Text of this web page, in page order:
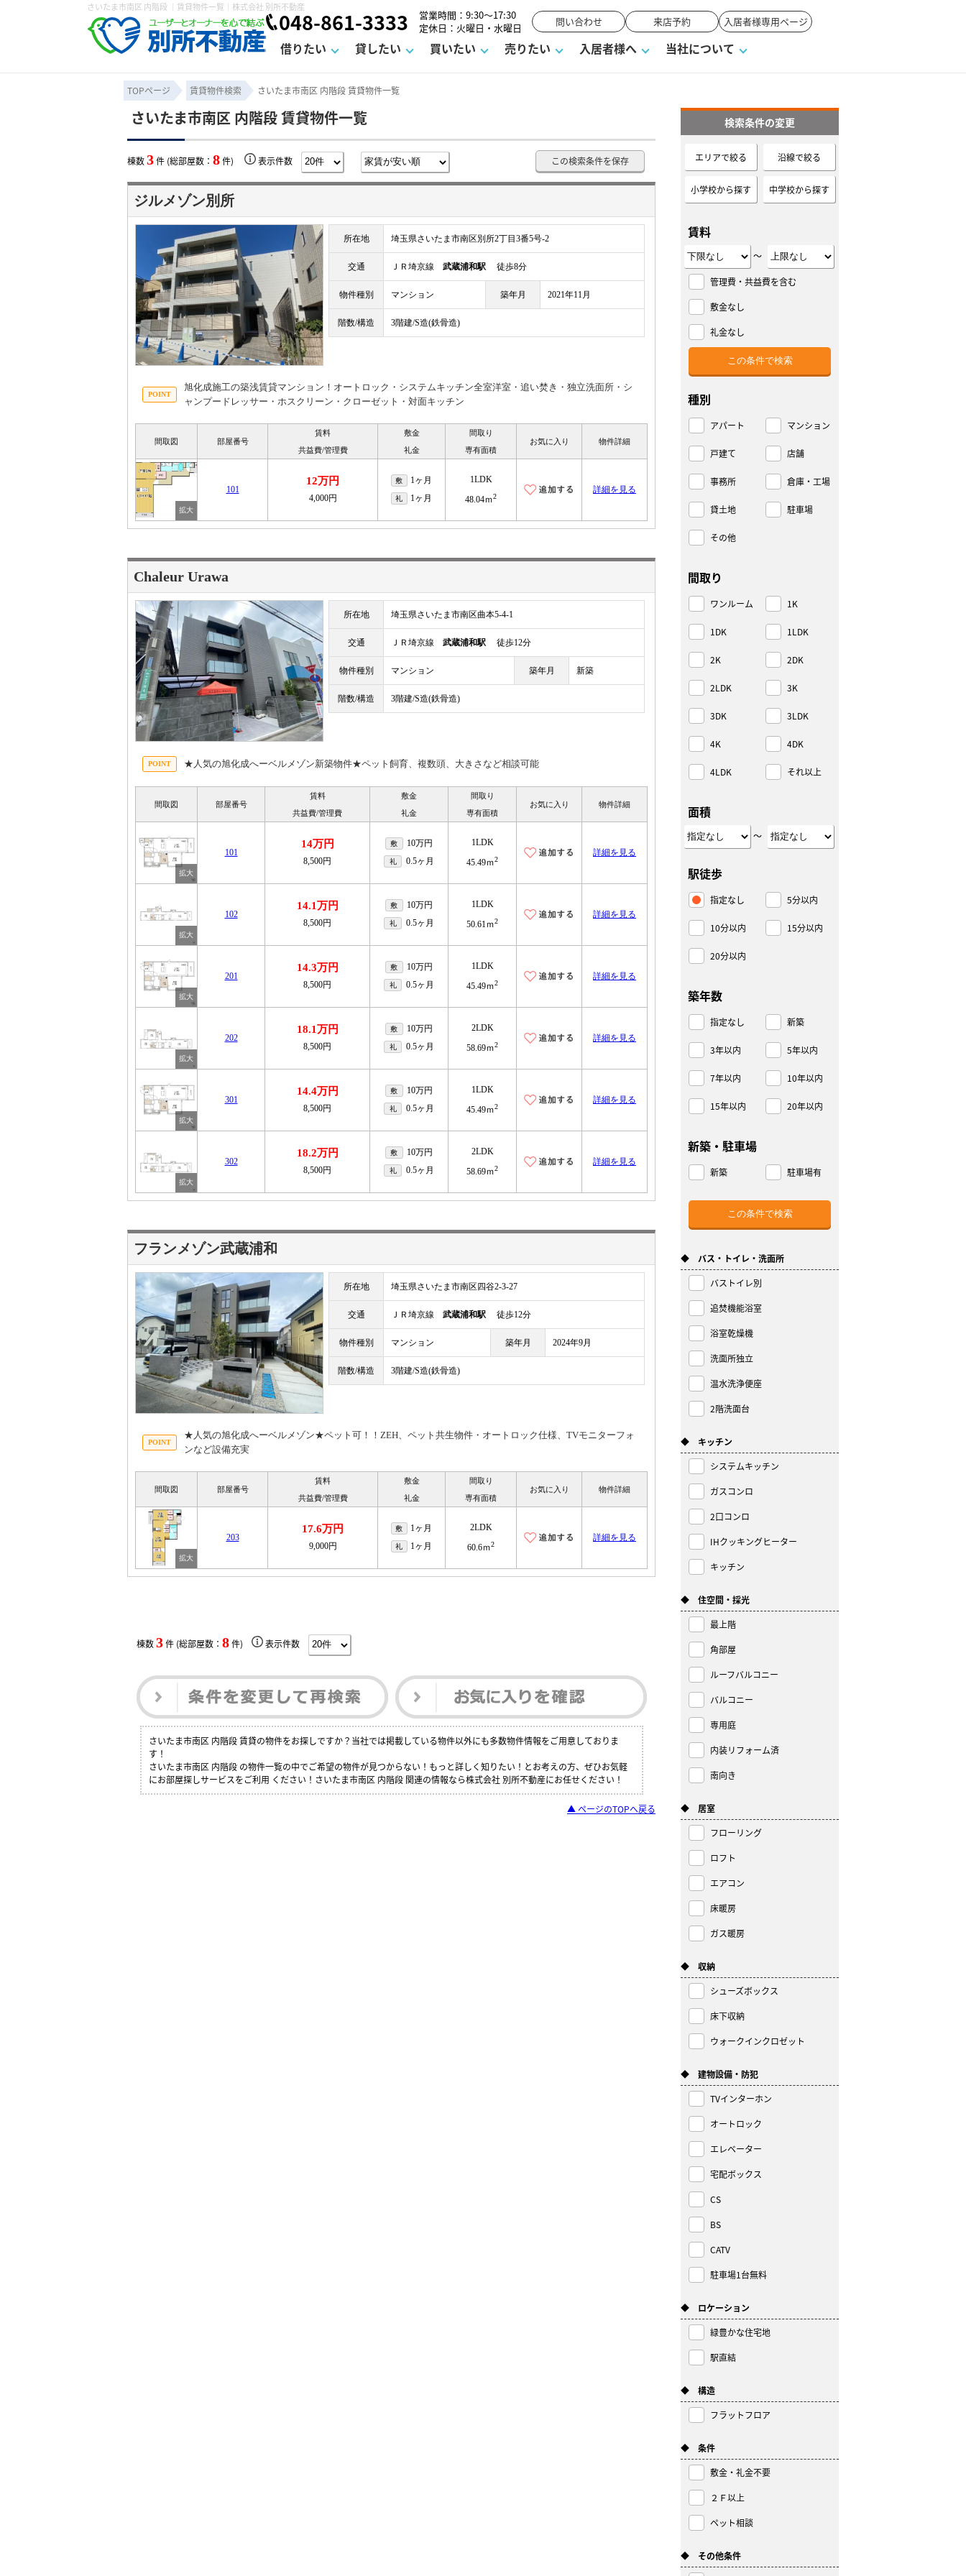
さいたま市南区 内階段 ｜賃貸物件一覧｜株式会社 別所不動産
048-861-3333
営業時間：9:30～17:30
定休日：火曜日・水曜日
問い合わせ 来店予約 入居者様専用ページ
借りたい
条件から探す 学区から探す 町名から探す 駐車場を探す お気に入り一覧 物件閲覧履歴
保存した検索条件 賃貸契約までの流れ よくある質問 不動産用語・賃貸用語集
貸したい
賃貸管理について 賃貸経営塾 賃貸Q&A 空室対策 業界ニュース
オーナー座談会 賃貸法律相談室
買いたい
売買物件一覧 購入時の諸費用 購入までの流れ よくある質問 マンションVS戸建て 賃貸vs持ち家
売りたい
不動産売却について 住み替え 借地底地 相続 仲介手数料について
媒介契約の種類 諸費用 仲介と買取の違い 必要な書類 売却の流れ 高く売るポイント
よくある質問
入居者様へ
入居者様専用ページ 退去申請フォーム 駐車場解約フォーム
当社について
会社概要 スタッフ紹介 お知らせ お客様の声 街紹介 お問い合わせ 来店予約
個人情報の取り扱い カスタマーハラスメントに対する基本方針
TOPページ 賃貸物件検索 さいたま市南区 内階段 賃貸物件一覧
さいたま市南区 内階段 賃貸物件一覧
棟数3件 (総部屋数： 8件) 表示件数 この検索条件を保存
ジルメゾン別所
所在地 埼玉県さいたま市南区別所2丁目3番5号-2
交通 ＪＲ埼京線 武蔵浦和駅 徒歩8分
物件種別 マンション 築年月 2021年11月
階数/構造 3階建/S造(鉄骨造)
旭化成施工の築浅賃貸マンション！オートロック・システムキッチン全室洋室・追い焚き・独立洗面所・シ
ャンプードレッサー・ホスクリーン・クローゼット・対面キッチン
間取図 部屋番号
賃料
共益費/管理費
敷金
礼金
間取り
専有面積
お気に入り 物件詳細
101
12万円
4,000円
敷 1ヶ月
礼 1ヶ月
1LDK
48.04ｍ2
詳細を見る
Chaleur Urawa
所在地 埼玉県さいたま市南区曲本5-4-1
交通 ＪＲ埼京線 武蔵浦和駅 徒歩12分
物件種別 マンション 築年月 新築
階数/構造 3階建/S造(鉄骨造)
★人気の旭化成へーベルメゾン新築物件★ペット飼育、複数頭、大きさなど相談可能
間取図 部屋番号
賃料
共益費/管理費
敷金
礼金
間取り
専有面積
お気に入り 物件詳細
101
14万円
8,500円
敷 10万円
礼 0.5ヶ月
1LDK
45.49ｍ2
詳細を見る
102
14.1万円
8,500円
敷 10万円
礼 0.5ヶ月
1LDK
50.61ｍ2
詳細を見る
201
14.3万円
8,500円
敷 10万円
礼 0.5ヶ月
1LDK
45.49ｍ2
詳細を見る
202
18.1万円
8,500円
敷 10万円
礼 0.5ヶ月
2LDK
58.69ｍ2
詳細を見る
301
14.4万円
8,500円
敷 10万円
礼 0.5ヶ月
1LDK
45.49ｍ2
詳細を見る
302
18.2万円
8,500円
敷 10万円
礼 0.5ヶ月
2LDK
58.69ｍ2
詳細を見る
フランメゾン武蔵浦和
所在地 埼玉県さいたま市南区四谷2-3-27
交通 ＪＲ埼京線 武蔵浦和駅 徒歩12分
物件種別 マンション 築年月 2024年9月
階数/構造 3階建/S造(鉄骨造)
★人気の旭化成へーベルメゾン★ペット可！！ZEH、ペット共生物件・オートロック仕様、TVモニターフォ
ンなど設備充実
間取図 部屋番号
賃料
共益費/管理費
敷金
礼金
間取り
専有面積
お気に入り 物件詳細
203
17.6万円
9,000円
敷 1ヶ月
礼 1ヶ月
2LDK
60.6ｍ2
詳細を見る
棟数3件 (総部屋数： 8件) 表示件数
さいたま市南区 内階段 賃貸の物件をお探しですか？当社では掲載している物件以外にも多数物件情報をご用意しておりま
す！
さいたま市南区 内階段 の物件一覧の中でご希望の物件が見つからない！もっと詳しく知りたい！とお考えの方、ぜひお気軽
にお部屋探しサービスをご利用 ください！さいたま市南区 内階段 関連の情報なら株式会社 別所不動産にお任せください！
▲ ページのTOPへ戻る
検索条件の変更
エリアで絞る 沿線で絞る
小学校から探す 中学校から探す
賃料
～
管理費・共益費を含む
敷金なし
礼金なし
種別
アパート マンション
戸建て 店舗
事務所 倉庫・工場
貸土地 駐車場
その他
間取り
ワンルーム 1K
1DK 1LDK
2K 2DK
2LDK 3K
3DK 3LDK
4K 4DK
4LDK それ以上
面積
～
駅徒歩
指定なし 5分以内
10分以内 15分以内
20分以内
築年数
指定なし 新築
3年以内 5年以内
7年以内 10年以内
15年以内 20年以内
新築・駐車場
新築 駐車場有
◆ バス・トイレ・洗面所
バストイレ別
追焚機能浴室
浴室乾燥機
洗面所独立
温水洗浄便座
2階洗面台
◆ キッチン
システムキッチン
ガスコンロ
2口コンロ
IHクッキングヒーター
キッチン
◆ 住空間・採光
最上階
角部屋
ルーフバルコニー
バルコニー
専用庭
内装リフォーム済
南向き
◆ 居室
フローリング
ロフト
エアコン
床暖房
ガス暖房
◆ 収納
シューズボックス
床下収納
ウォークインクロゼット
◆ 建物設備・防犯
TVインターホン
オートロック
エレベーター
宅配ボックス
CS
BS
CATV
駐車場1台無料
◆ ロケーション
緑豊かな住宅地
駅直結
◆ 構造
フラットフロア
◆ 条件
敷金・礼金不要
２Ｆ以上
ペット相談
◆ その他条件